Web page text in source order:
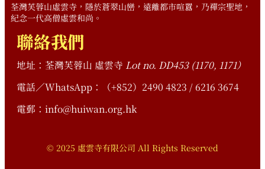
荃灣芙蓉山虛雲寺，隱於蒼翠山巒，遠離都市喧囂，乃禪宗聖地，
紀念一代高僧虛雲和尚。
聯絡我們
地址：荃灣芙蓉山 虛雲寺 Lot no. DD453 (1170, 1171）
電話／WhatsApp：（+852）2490 4823 / 6216 3674
電郵：info@huiwan.org.hk
© 2025 虛雲寺有限公司 All Rights Reserved